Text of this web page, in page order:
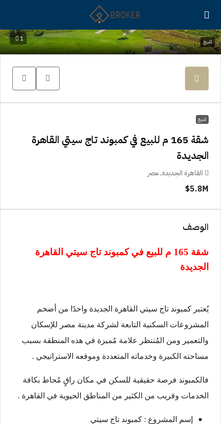
1 للبيع
للبيع
شقة 165 م للبيع في كمبوند تاج سيتي القاهرة
الجديدة
القاهرة الجديدة, مصر
5.8M$
الوصف
شقة 165 م للبيع في
كمبوند تاج سيتي القاهرة
الجديدة
يُعتبر كمبوند تاج سيتي القاهرة الجديدة واحدًا من أضخم
المشروعات السكنية التابعة لشركة مدينة مصر للإسكان
والتعمير ومن المُنتظر علامة مُميزة في هذه المنطقة بسبب
مساحته الكبيرة وخدماته المتعددة وموقعه الاستراتيجي .
فالكمبوند فرصة حقيقية للسكن في مكان راقٍ مُحاط بكافة
الخدمات وقريب من الكثير من المناطق الحيوية في القاهرة .
إسم المشروع : كمبوند تاج سيتي